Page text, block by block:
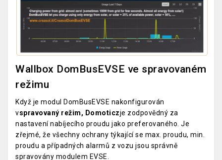
Wallbox DomBusEVSE ve spravovaném
režimu
Když je modul DomBusEVSE nakonfigurován
vspravovaný režim, Domoticzje zodpovědný za
nastavení nabíjecího proudu jako preferovaného. Je
zřejmé, že všechny ochrany týkající se max. proudu, min.
proudu a případných alarmů z vozu jsou správně
spravovány modulem EVSE.